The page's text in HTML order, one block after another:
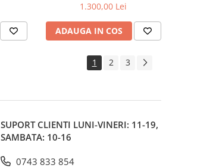
1.300,00 Lei
ADAUGA IN COS
1 2 3
SUPORT CLIENTI LUNI-VINERI: 11-19,
SAMBATA: 10-16
0743 833 854